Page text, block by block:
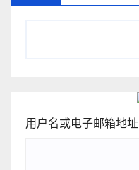
用户名或电子邮箱地址